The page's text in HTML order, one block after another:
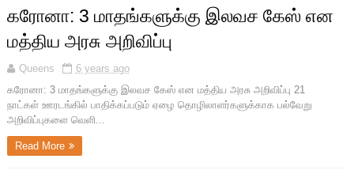
கரோனா: 3 மாதங்களுக்கு இலவச கேஸ் என
மத்திய அரசு அறிவிப்பு
Queens
6 years ago
கரோனா: 3 மாதங்களுக்கு இலவச கேஸ் என மத்திய அரசு அறிவிப்பு 21
நாட்கள் ஊரடங்கில் பாதிக்கப்படும் ஏழை தொழிலாளர்களுக்காக பல்வேறு
அறிவிப்புகளை வெளி...
Read More